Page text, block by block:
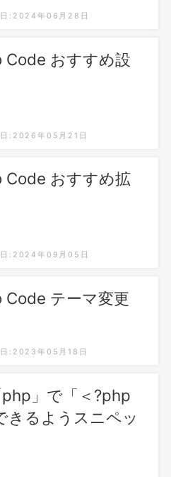
日:2024年06月28日
おすすめ設
日:2026年05月21日
Code おすすめ拡
日:2024年09月05日
テーマ変更
日:2023年05月18日
」で「＜?php
きるようスニペッ